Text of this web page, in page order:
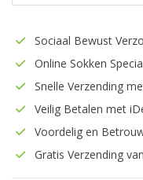
Sociaal Bewust
Online Sokken
Snelle Verzending
Veilig Betalen met
Voordelig en
Gratis Verzending